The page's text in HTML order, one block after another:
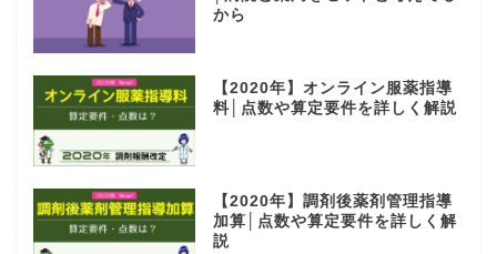
から
【2020年】オンライン服薬指導
料│点数や算定要件を詳しく解説
【2020年】調剤後薬剤管理指導
加算│点数や算定要件を詳しく解
説